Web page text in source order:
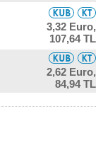
3,32 Euro,
107,64 TL
2,62 Euro,
84,94 TL